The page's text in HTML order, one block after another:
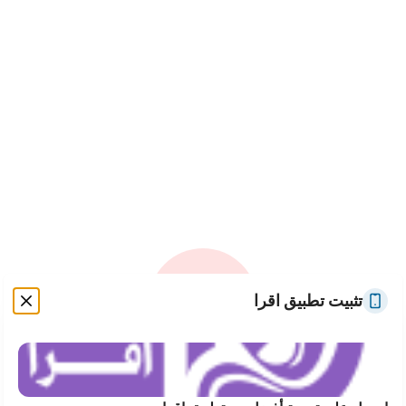
تثبيت تطبيق اقرا
حدث خطأ غير متوقع